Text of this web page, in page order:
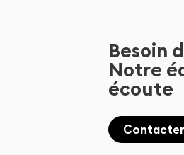
Besoin
Notre
écoute
Contacter